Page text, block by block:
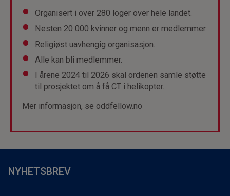
Organisert i over 280 loger over hele landet.
Nesten 20 000 kvinner og menn er medlemmer.
Religiøst uavhengig organisasjon.
Alle kan bli medlemmer.
I årene 2024 til 2026 skal ordenen samle støtte
til prosjektet om å få CT i helikopter.
Mer informasjon, se oddfellow.no
NYHETSBREV